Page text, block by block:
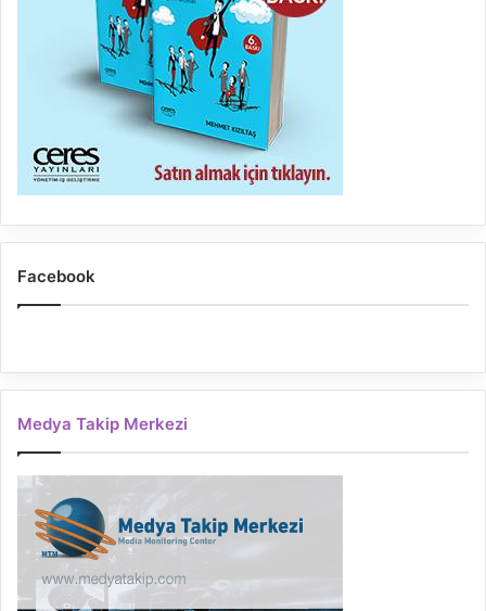
Facebook
Medya Takip Merkezi